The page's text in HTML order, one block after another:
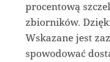
procentową
zbiorników.
Wskazane jest
spowodować